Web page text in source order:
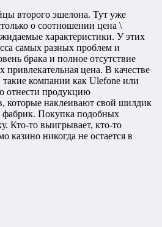
второго эшелона. Тут уже
о соотношении цена \
характеристики. У этих
самых разных проблем и
брака и полное отсутствие
привлекательная цена. В качестве
компании как Ulefone или
продукцию
которые наклеивают свой шилдик
Покупка подобных
Кто-то выигрывает, кто-то
казино никогда не остается в